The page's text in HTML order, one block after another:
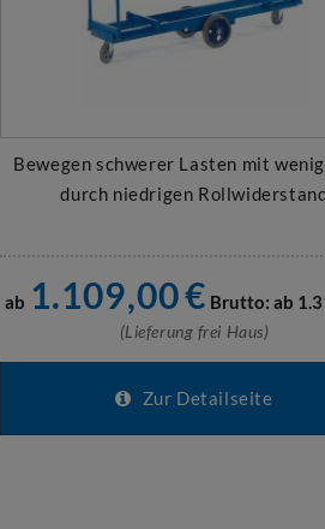
Bewegen schwerer Lasten mit
durch niedrigen
ab 1.109,00€ Brutto: ab
(Lieferung frei Haus)
Zur Detailseite